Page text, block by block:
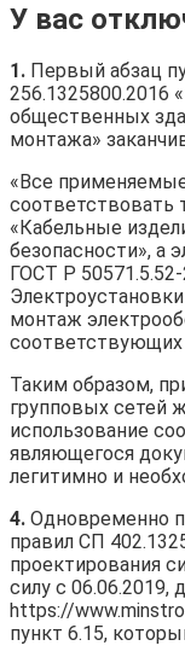
У вас
1. Первый абзац
256.1325800.2016
общественных
монтажа»
«Все
соответствовать
«Кабельные
безопасности», а
ГОСТ Р
монтаж
Таким образом,
групповых сетей
использование
являющегося
легитимно и
4. Одновременно
правил СП
проектирования
силу с 06.06.2019,
https://
пункт 6.15,